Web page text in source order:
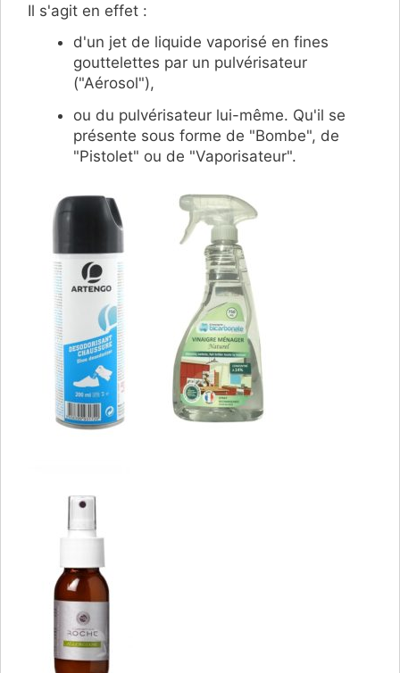
Il s'agit en effet :
d'un jet de liquide vaporisé en fines
gouttelettes par un pulvérisateur
("Aérosol"),
ou du pulvérisateur lui-même. Qu'il se
présente sous forme de "Bombe", de
"Pistolet" ou de "Vaporisateur".